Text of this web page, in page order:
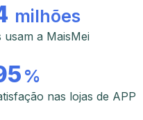
milhões
usam a MaisMei
%
nas lojas de APP